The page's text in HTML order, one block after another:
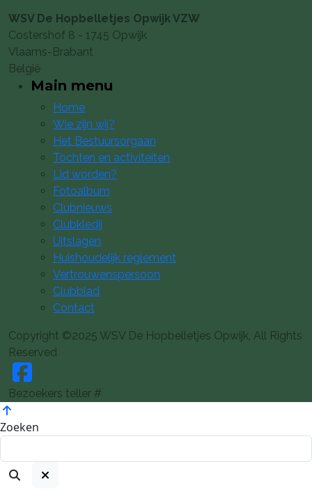
WSV De Hopbelletjes Opwijk VZW
Costershof 8 - 1745 Opwijk
Vlaams-Brabant
België
Main menu
Home
Wie zijn wij?
Het Bestuursorgaan
Tochten en activiteiten
Lid worden?
Fotoalbum
Clubnieuws
Clubkledij
Uitslagen
Huishoudelijk reglement
Vertrouwenspersoon
Clubblad
Contact
Copyright ©2025 WSV De Hopbelletjes Opwijk, All Rights
Reserved
Bezoekers teller #
Zoeken